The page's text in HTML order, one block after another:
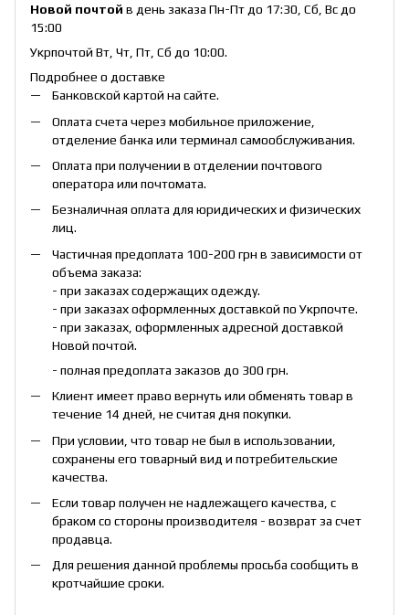
Новой почтой в день заказа Пн-Пт до 17:30, Сб, Вс до
15:00
Укрпочтой Вт, Чт, Пт, Сб до 10:00.
Подробнее о доставке
Банковской картой на сайте.
Оплата счета через мобильное приложение,
отделение банка или терминал самообслуживания.
Оплата при получении в отделении почтового
оператора или почтомата.
Безналичная оплата для юридических и физических
лиц.
Частичная предоплата 100-200 грн в зависимости от
объема заказа:
- при заказах содержащих одежду.
- при заказах оформленных доставкой по Укрпочте.
- при заказах, оформленных адресной доставкой
Новой почтой.
- полная предоплата заказов до 300 грн.
Клиент имеет право вернуть или обменять товар в
течение 14 дней, не считая дня покупки.
При условии, что товар не был в использовании,
сохранены его товарный вид и потребительские
качества.
Если товар получен не надлежащего качества, с
браком со стороны производителя - возврат за счет
продавца.
Для решения данной проблемы просьба сообщить в
кротчайшие сроки.